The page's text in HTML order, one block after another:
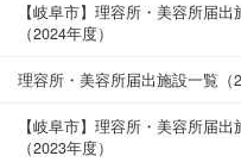
【岐阜市】理容所・美容所届出
（2024年度）
理容所・美容所届出施設一覧（
【岐阜市】理容所・美容所届出
（2023年度）